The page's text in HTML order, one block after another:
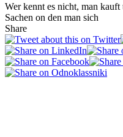
Wer kennt es nicht, man
Sachen on den man sich
Share